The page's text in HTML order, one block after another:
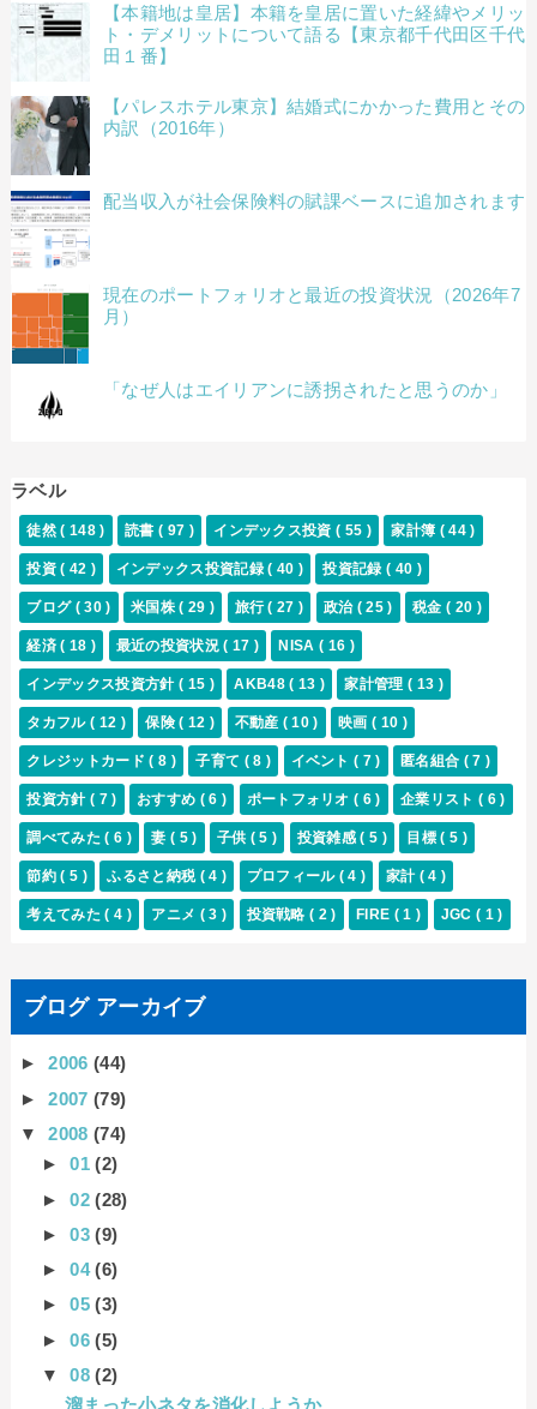
【本籍地は皇居】本籍を皇居に置いた経緯やメリッ
ト・デメリットについて語る【東京都千代田区千代
田１番】
【パレスホテル東京】結婚式にかかった費用とその
内訳（2016年）
配当収入が社会保険料の賦課ベースに追加されます
現在のポートフォリオと最近の投資状況（2026年7
月）
「なぜ人はエイリアンに誘拐されたと思うのか」
ラベル
徒然( 148 ) 読書 ( 97 ) インデックス投資( 55 ) 家計簿 ( 44 )
投資( 42 ) インデックス投資記録( 40 ) 投資記録( 40 )
ブログ ( 30 ) 米国株( 29 ) 旅行( 27 ) 政治 ( 25 ) 税金 ( 20 )
経済( 18 ) 最近の投資状況( 17 ) NISA( 16 )
インデックス投資方針 ( 15 ) AKB48( 13 ) 家計管理( 13 )
タカフル( 12 ) 保険( 12 ) 不動産 ( 10 ) 映画( 10 )
クレジットカード( 8 ) 子育て ( 8 ) イベント( 7 ) 匿名組合 ( 7 )
投資方針( 7 ) おすすめ ( 6 ) ポートフォリオ( 6 ) 企業リスト ( 6 )
調べてみた( 6 ) 妻 ( 5 ) 子供 ( 5 ) 投資雑感( 5 ) 目標( 5 )
節約( 5 ) ふるさと納税 ( 4 ) プロフィール ( 4 ) 家計 ( 4 )
考えてみた( 4 ) アニメ ( 3 ) 投資戦略( 2 ) FIRE ( 1 ) JGC ( 1 )
ブログ アーカイブ
►2006(44)
►2007(79)
▼2008(74)
►01(2)
►02(28)
►03(9)
►04(6)
►05(3)
►06(5)
▼08(2)